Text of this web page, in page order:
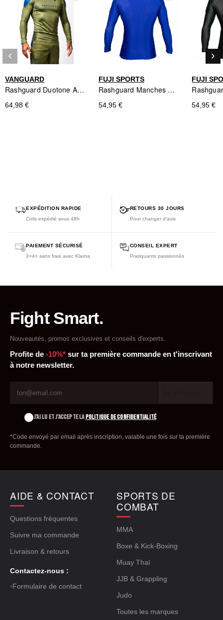
VANGUARD
Rashguard Duotone Army L/S Vanguard
64,98 €
FUJI SPORTS
Rashguard Manches Longues Baseline Ranked Fuji Sports Bleu
54,95 €
FUJI
54,95 €
Précédent
keyboard_arrow_left keyboard_arrow_right
EXPÉDITION RAPIDE
Colis expédié sous 48h
RETOURS 30 JOURS
Pour changer d'avis
PAIEMENT SÉCURISÉ
3×4× sans frais avec Klarna
CONSEIL EXPERT
Pratiquants passionnés
Fight Smart.
Nouveautés, promos exclusives et conseils d'experts.
Profite de -10%* sur ta première commande en t'inscrivant
à notre newsletter.
J'AI LU ET J'ACCEPTE LAPOLITIQUE DE CONFIDENTIALITÉ
*Code envoyé par email après inscription, valable une fois sur ta première
commande.
AIDE & CONTACT
Questions fréquentes
Suivre ma commande
Livraison & retours
Contactez-nous :
›Formulaire de contact
SPORTS DE
COMBAT
MMA
Boxe & Kick-Boxing
Muay Thaï
JJB & Grappling
Judo
Toutes les marques